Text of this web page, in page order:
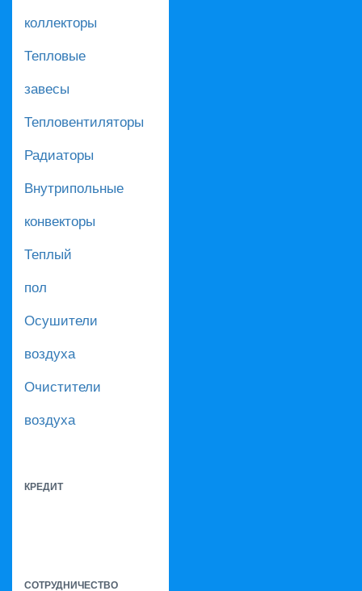
коллекторы
Тепловые
завесы
Тепловентиляторы
Радиаторы
Внутрипольные
конвекторы
Теплый
пол
Осушители
воздуха
Очистители
воздуха
КРЕДИТ
СОТРУДНИЧЕСТВО